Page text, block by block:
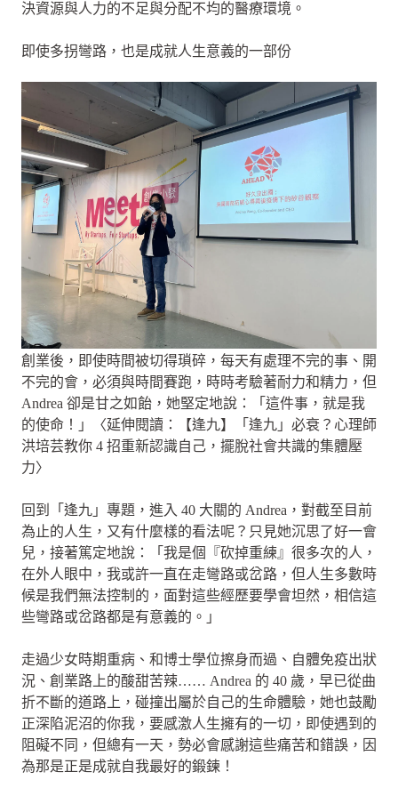
決資源與人力的不足與分配不均的醫療環境。
即使多拐彎路，也是成就人生意義的一部份
創業後，即使時間被切得瑣碎，每天有處理不完的事、開
不完的會，必須與時間賽跑，時時考驗著耐力和精力，但
Andrea 卻是甘之如飴，她堅定地說：「這件事，就是我
的使命！」〈延伸閱讀：【逢九】「逢九」必衰？心理師
洪培芸教你 4 招重新認識自己，擺脫社會共識的集體壓
力〉
回到「逢九」專題，進入 40 大關的 Andrea，對截至目前
為止的人生，又有什麼樣的看法呢？只見她沉思了好一會
兒，接著篤定地說：「我是個『砍掉重練』很多次的人，
在外人眼中，我或許一直在走彎路或岔路，但人生多數時
候是我們無法控制的，面對這些經歷要學會坦然，相信這
些彎路或岔路都是有意義的。」
走過少女時期重病、和博士學位擦身而過、自體免疫出狀
況、創業路上的酸甜苦辣…… Andrea 的 40 歲，早已從曲
折不斷的道路上，碰撞出屬於自己的生命體驗，她也鼓勵
正深陷泥沼的你我，要感激人生擁有的一切，即使遇到的
阻礙不同，但總有一天，勢必會感謝這些痛苦和錯誤，因
為那是正是成就自我最好的鍛鍊！